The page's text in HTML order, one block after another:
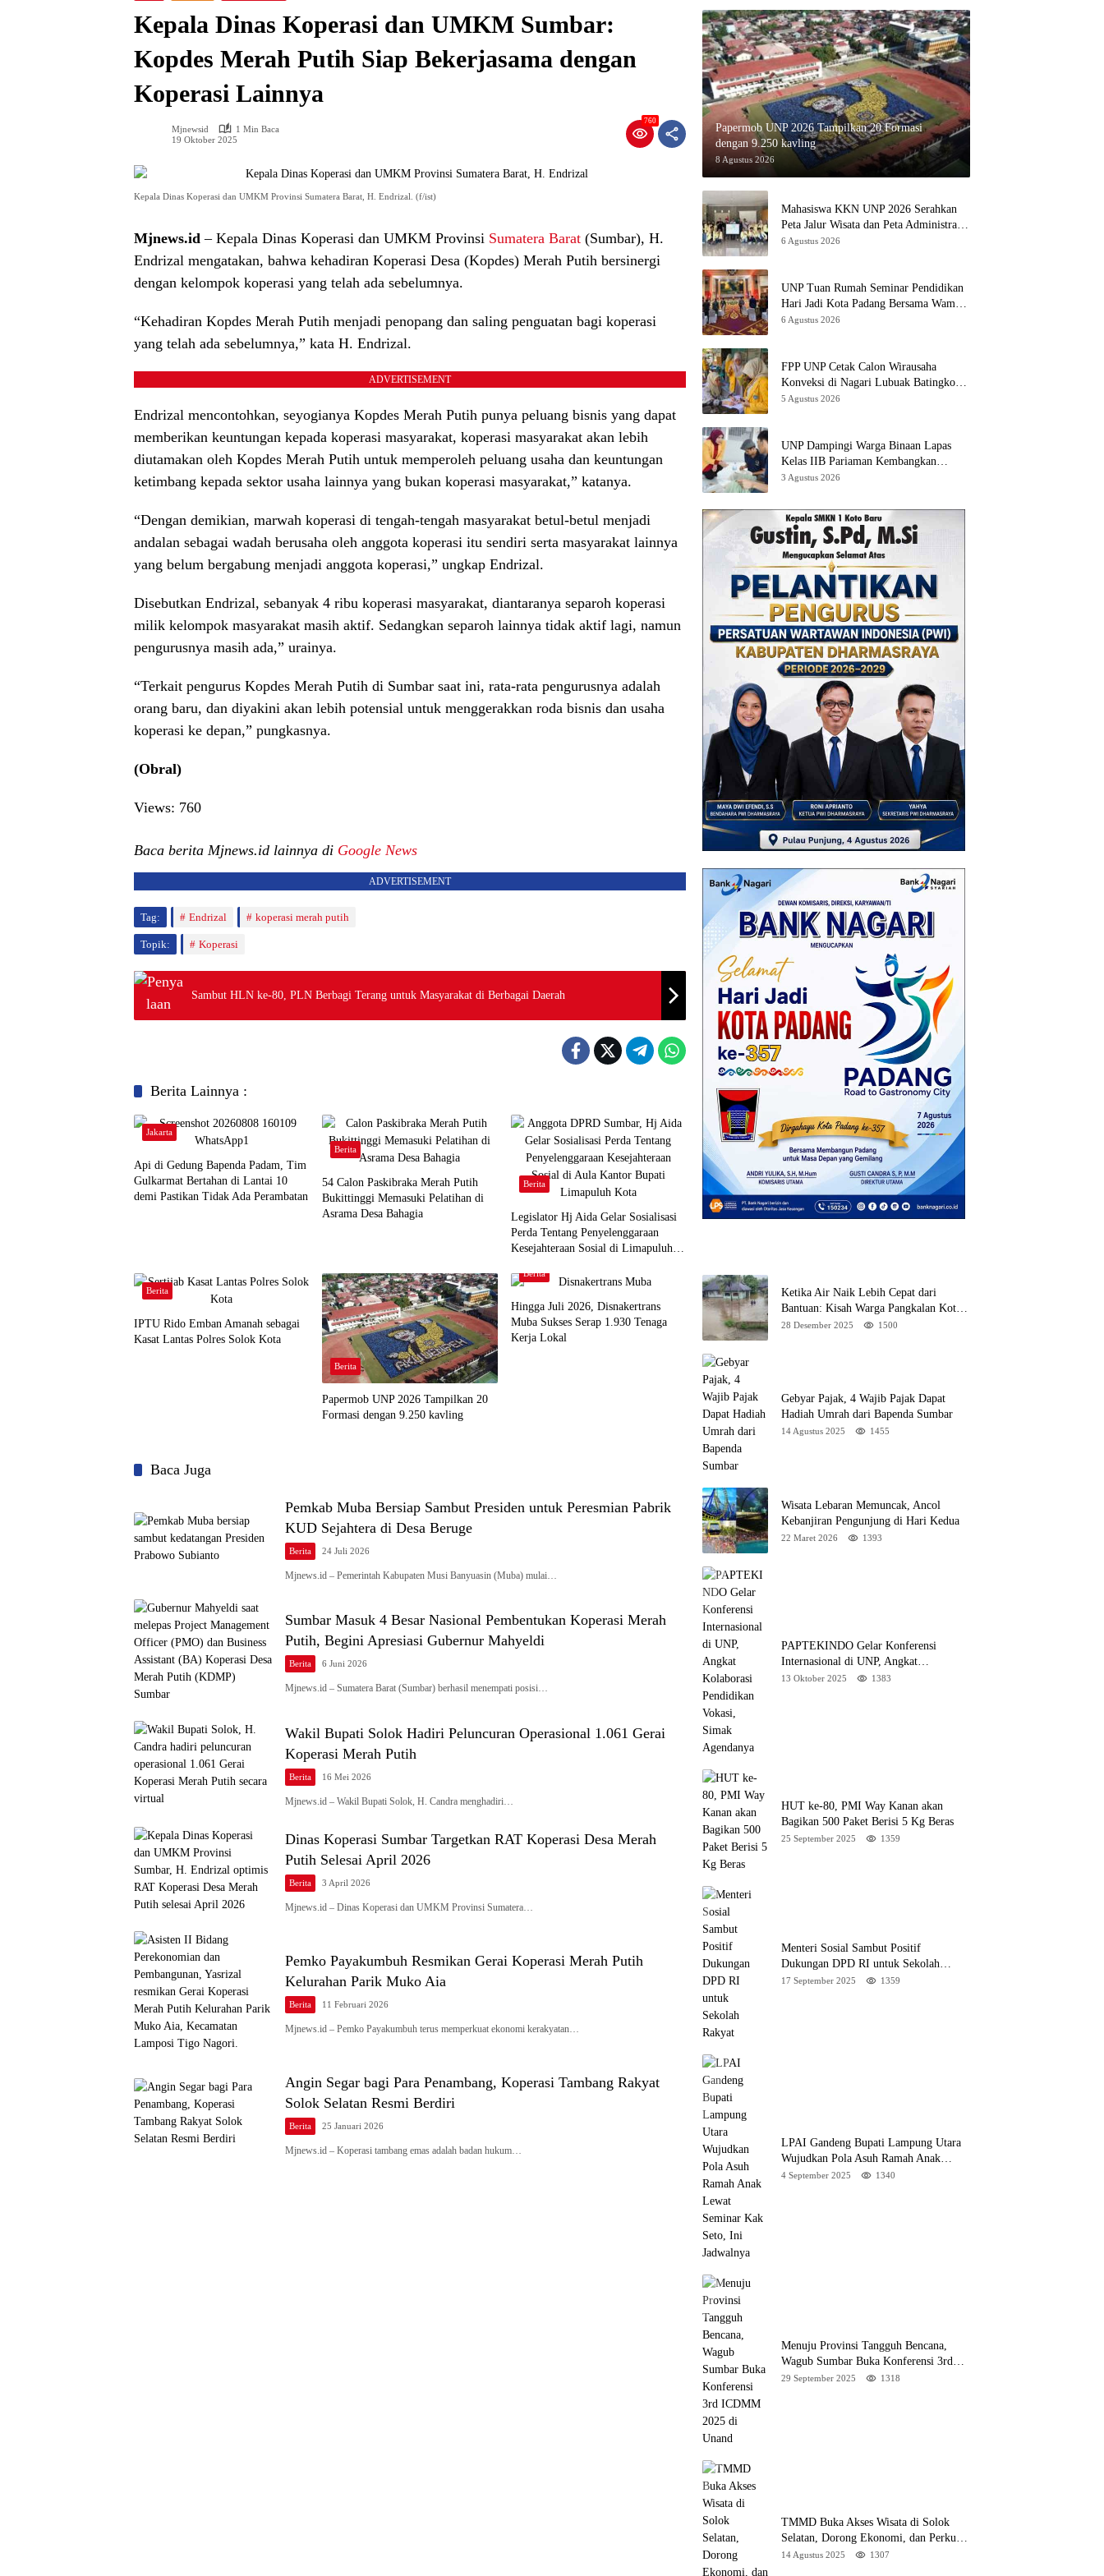
Kepala Dinas Koperasi dan UMKM Sumbar:
Kopdes Merah Putih Siap Bekerjasama dengan
Koperasi Lainnya
Mjnewsid
1 Min Baca
19 Oktober 2025
760
Kepala Dinas Koperasi dan UMKM Provinsi Sumatera Barat, H. Endrizal. (f/ist)
Mjnews.id – Kepala Dinas Koperasi dan UMKM Provinsi Sumatera Barat (Sumbar), H.
Endrizal mengatakan, bahwa kehadiran Koperasi Desa (Kopdes) Merah Putih bersinergi
dengan kelompok koperasi yang telah ada sebelumnya.
“Kehadiran Kopdes Merah Putih menjadi penopang dan saling penguatan bagi koperasi
yang telah ada sebelumnya,” kata H. Endrizal.
ADVERTISEMENT
Endrizal mencontohkan, seyogianya Kopdes Merah Putih punya peluang bisnis yang dapat
memberikan keuntungan kepada koperasi masyarakat, koperasi masyarakat akan lebih
diutamakan oleh Kopdes Merah Putih untuk memperoleh peluang usaha dan keuntungan
ketimbang kepada sektor usaha lainnya yang bukan koperasi masyarakat,” katanya.
“Dengan demikian, marwah koperasi di tengah-tengah masyarakat betul-betul menjadi
andalan sebagai wadah berusaha oleh anggota koperasi itu sendiri serta masyarakat lainnya
yang belum bergabung menjadi anggota koperasi,” ungkap Endrizal.
Disebutkan Endrizal, sebanyak 4 ribu koperasi masyarakat, diantaranya separoh koperasi
milik kelompok masyarakat masih aktif. Sedangkan separoh lainnya tidak aktif lagi, namun
pengurusnya masih ada,” urainya.
“Terkait pengurus Kopdes Merah Putih di Sumbar saat ini, rata-rata pengurusnya adalah
orang baru, dan diyakini akan lebih potensial untuk menggerakkan roda bisnis dan usaha
koperasi ke depan,” pungkasnya.
(Obral)
Views: 760
Baca berita Mjnews.id lainnya di Google News
ADVERTISEMENT
Tag: Endrizal koperasi merah putih
Topik: Koperasi
Sambut HLN ke-80, PLN Berbagi Terang untuk Masyarakat di Berbagai Daerah
Berita Lainnya :
Jakarta
Api di Gedung Bapenda Padam, Tim
Gulkarmat Bertahan di Lantai 10
demi Pastikan Tidak Ada Perambatan
Berita
‎54 Calon Paskibraka Merah Putih
Bukittinggi Memasuki Pelatihan di
Asrama Desa Bahagia
Berita
Legislator Hj Aida Gelar Sosialisasi
Perda Tentang Penyelenggaraan
Kesejahteraan Sosial di Limapuluh
Berita
IPTU Rido Emban Amanah sebagai
Kasat Lantas Polres Solok Kota
Berita
Papermob UNP 2026 Tampilkan 20
Formasi dengan 9.250 kavling
Berita
Hingga Juli 2026, Disnakertrans
Muba Sukses Serap 1.930 Tenaga
Kerja Lokal
Baca Juga
Pemkab Muba Bersiap Sambut Presiden untuk Peresmian Pabrik
KUD Sejahtera di Desa Beruge
Berita 24 Juli 2026
Mjnews.id – Pemerintah Kabupaten Musi Banyuasin (Muba) mulai…
Sumbar Masuk 4 Besar Nasional Pembentukan Koperasi Merah
Putih, Begini Apresiasi Gubernur Mahyeldi
Berita 6 Juni 2026
Mjnews.id – Sumatera Barat (Sumbar) berhasil menempati posisi…
Wakil Bupati Solok Hadiri Peluncuran Operasional 1.061 Gerai
Koperasi Merah Putih
Berita 16 Mei 2026
Mjnews.id – Wakil Bupati Solok, H. Candra menghadiri…
Dinas Koperasi Sumbar Targetkan RAT Koperasi Desa Merah
Putih Selesai April 2026
Berita 3 April 2026
Mjnews.id – Dinas Koperasi dan UMKM Provinsi Sumatera…
Pemko Payakumbuh Resmikan Gerai Koperasi Merah Putih
Kelurahan Parik Muko Aia
Berita 11 Februari 2026
Mjnews.id – Pemko Payakumbuh terus memperkuat ekonomi kerakyatan…
Angin Segar bagi Para Penambang, Koperasi Tambang Rakyat
Solok Selatan Resmi Berdiri
Berita 25 Januari 2026
Mjnews.id – Koperasi tambang emas adalah badan hukum…
Papermob UNP 2026 Tampilkan 20 Formasi
dengan 9.250 kavling
8 Agustus 2026
Mahasiswa KKN UNP 2026 Serahkan
Peta Jalur Wisata dan Peta Administrasi
Nagari Paninggahan
6 Agustus 2026
UNP Tuan Rumah Seminar Pendidikan
Hari Jadi Kota Padang Bersama Wamen
Diktisainstek dan CEO EMGS Malaysia
6 Agustus 2026
FPP UNP Cetak Calon Wirausaha
Konveksi di Nagari Lubuak Batingkok
Limapuluh Kota
5 Agustus 2026
UNP Dampingi Warga Binaan Lapas
Kelas IIB Pariaman Kembangkan
Produk Kreatif Berbasis AI
3 Agustus 2026
Ketika Air Naik Lebih Cepat dari
Bantuan: Kisah Warga Pangkalan Koto
Baru Bertahan di Tengah Banjir
28 Desember 2025 1500
Gebyar Pajak, 4 Wajib Pajak Dapat
Hadiah Umrah dari Bapenda Sumbar
14 Agustus 2025 1455
Wisata Lebaran Memuncak, Ancol
Kebanjiran Pengunjung di Hari Kedua
22 Maret 2026 1393
PAPTEKINDO Gelar Konferensi
Internasional di UNP, Angkat
Kolaborasi Pendidikan Vokasi, Simak
13 Oktober 2025 1383
HUT ke-80, PMI Way Kanan akan
Bagikan 500 Paket Berisi 5 Kg Beras
25 September 2025 1359
Menteri Sosial Sambut Positif
Dukungan DPD RI untuk Sekolah
Rakyat
17 September 2025 1359
LPAI Gandeng Bupati Lampung Utara
Wujudkan Pola Asuh Ramah Anak
Lewat Seminar Kak Seto, Ini Jadwalnya
4 September 2025 1340
Menuju Provinsi Tangguh Bencana,
Wagub Sumbar Buka Konferensi 3rd
ICDMM 2025 di Unand
29 September 2025 1318
TMMD Buka Akses Wisata di Solok
Selatan, Dorong Ekonomi, dan Perkuat
Peran Masyarakat
14 Agustus 2025 1307